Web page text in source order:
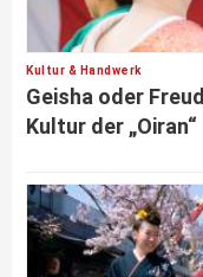
Kultur & Handwerk
Geisha oder
Kultur der „Oiran“